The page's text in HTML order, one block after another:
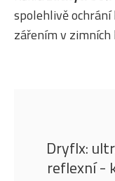
spolehlivě
zářením v zimních
Dryflx:
reflexní -